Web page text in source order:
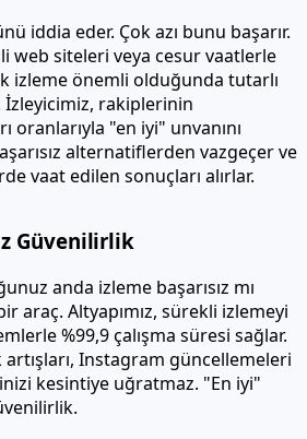
iddia eder. Çok azı bunu başarır.
web siteleri veya cesur vaatlerle
izleme önemli olduğunda tutarlı
rakiplerinin
oranlarıyla "en iyi" unvanını
alternatiflerden vazgeçer ve
vaat edilen sonuçları alırlar.
Güvenilirlik
anda izleme başarısız mı
araç. Altyapımız, sürekli izlemeyi
%99,9 çalışma süresi sağlar.
artışları, Instagram güncellemeleri
kesintiye uğratmaz. "En iyi"